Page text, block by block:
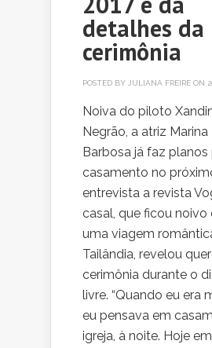
detalhes da
cerimônia
POSTED BY JULIANA FREIRE ON
Noiva do piloto
Negrão, a atriz Marina
Barbosa já faz planos
casamento no
entrevista a revista
casal, que ficou noivo
uma viagem
Tailândia, revelou
cerimônia durante o
livre. “Quando eu era
eu pensava em
igreja, à noite. Hoje